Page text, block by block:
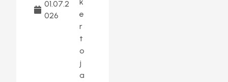
01.07.2
026
e
r
t
o
j
a